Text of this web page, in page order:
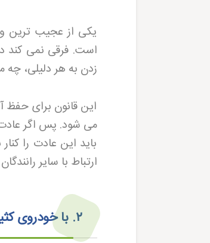
یکی از عجیب ترین
است. فرقی نمی کند
زدن به هر دلیلی،
این قانون برای حفظ
می شود. پس اگر عادت
باید این عادت را
ارتباط با سایر
۲.با خودروی